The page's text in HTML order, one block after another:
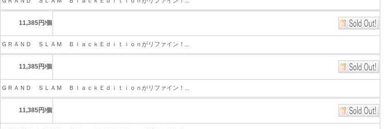
11,385円/個
ＧＲＡＮＤ ＳＬＡＭ ＢｌａｃｋＥｄｉｔｉｏｎがリファイン！...
11,385円/個
ＧＲＡＮＤ ＳＬＡＭ ＢｌａｃｋＥｄｉｔｉｏｎがリファイン！...
11,385円/個